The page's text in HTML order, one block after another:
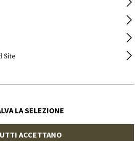
COLT
Government 1911 A1
Site
LA SELEZIONE
ACCETTANO